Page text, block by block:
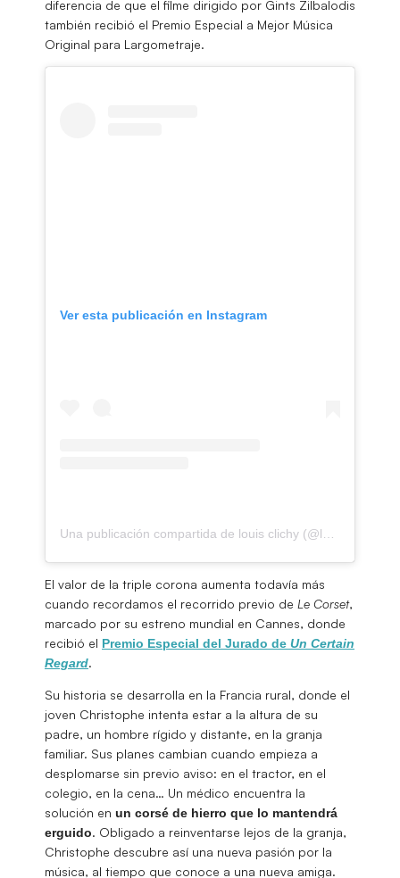
diferencia de que el filme dirigido por Gints Zilbalodis
también recibió el Premio Especial a Mejor Música
Original para Largometraje.
Ver esta publicación en Instagram
El valor de la triple corona aumenta todavía más
cuando recordamos el recorrido previo de Le Corset,
marcado por su estreno mundial en Cannes, donde
recibió el Premio Especial del Jurado de Un Certain
Regard.
Su historia se desarrolla en la Francia rural, donde el
joven Christophe intenta estar a la altura de su
padre, un hombre rígido y distante, en la granja
familiar. Sus planes cambian cuando empieza a
desplomarse sin previo aviso: en el tractor, en el
colegio, en la cena… Un médico encuentra la
solución en un corsé de hierro que lo mantendrá
erguido. Obligado a reinventarse lejos de la granja,
Christophe descubre así una nueva pasión por la
música, al tiempo que conoce a una nueva amiga.